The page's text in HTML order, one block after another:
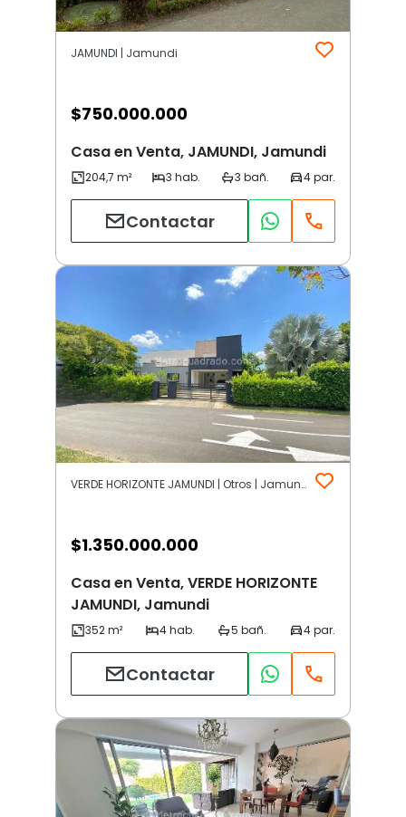
JAMUNDI | Jamundi
$750.000.000
Casa en Venta, JAMUNDI, Jamundi
Contactar
VERDE HORIZONTE JAMUNDI | Otros | Jamundi
$1.350.000.000
Casa en Venta, VERDE HORIZONTE
JAMUNDI, Jamundi
Contactar